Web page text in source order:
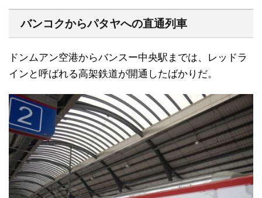
バンコクからパタヤへの直通列車
ドンムアン空港からバンスー中央駅までは、レッドラ
インと呼ばれる高架鉄道が開通したばかりだ。